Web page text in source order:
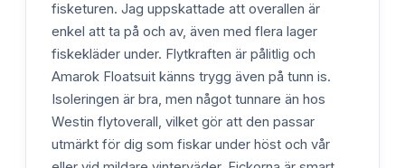
fisketuren. Jag uppskattade att overallen är
enkel att ta på och av, även med flera lager
fiskekläder under. Flytkraften är pålitlig och
Amarok Floatsuit känns trygg även på tunn is.
Isoleringen är bra, men något tunnare än hos
Westin flytoverall, vilket gör att den passar
utmärkt för dig som fiskar under höst och vår